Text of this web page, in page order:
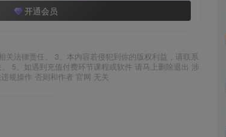
开通会员
法律责任。 3、本内容若侵犯到你的版权利益，请联系
5、如遇到充值付费环节课程或软件 请马上删除退出 涉
规操作 否则和作者 官网 无关